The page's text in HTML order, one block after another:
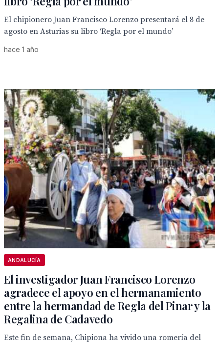
El chipionero Juan Francisco Lorenzo presentará el 8 de
agosto en Asturias su libro ‘Regla por el mundo’
hace 1 año
ANDALUCÍA
El investigador Juan Francisco Lorenzo
agradece el apoyo en el hermanamiento
entre la hermandad de Regla del Pinar y la
Regalina de Cadavedo
Este fin de semana, Chipiona ha vivido una romería del